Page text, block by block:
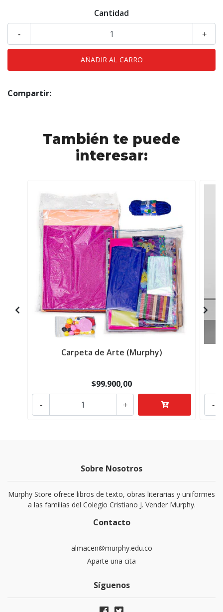
Cantidad
+
-
Compartir:
También te puede
interesar:
Carpeta de Arte (Murphy)
$99.900,00
+
- -
Sobre Nosotros
Murphy Store ofrece libros de texto, obras literarias y uniformes
a las familias del Colegio Cristiano J. Vender Murphy.
Contacto
almacen@murphy.edu.co
Aparte una cita
Síguenos